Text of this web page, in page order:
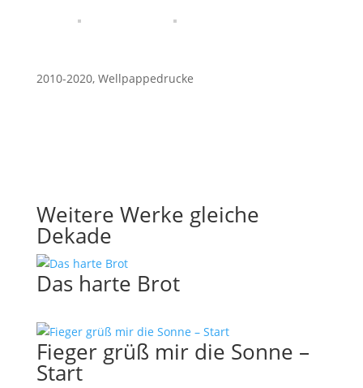
2010-2020, Wellpappedrucke
Weitere Werke gleiche
Dekade
Das harte Brot
Fieger grüß mir die Sonne –
Start